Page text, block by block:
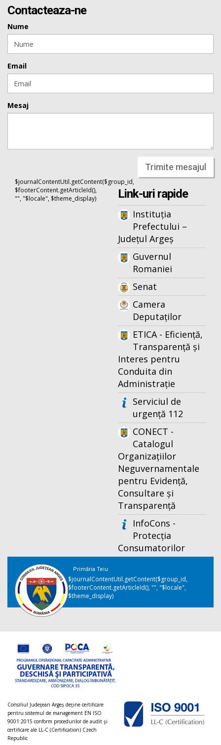
Contacteaza-ne
Nume
Email
Mesaj
Trimite mesajul
$journalContentUtil.getContent($group_id,
$footerContent.getArticleId(),
"", "$locale", $theme_display)
Link-uri rapide
Instituția
Prefectului –
Județul Argeș
Guvernul
Romaniei
Senat
Camera
Deputaților
ETICA - Eficiență,
Transparență și
Interes pentru
Conduita din
Administrație
Serviciul de
urgență 112
CONECT -
Catalogul
Organizațiilor
Neguvernamentale
pentru Evidență,
Consultare și
Transparență
InfoCons -
Protecția
Consumatorilor
Primăria Teiu
$journalContentUtil.getContent($group_id,
$footerContent.getArticleId(), "", "$locale",
$theme_display)
Consiliul Judeţean Argeș deţine certificare
pentru sistemul de management EN ISO
9001:2015 conform procedurilor de audit şi
certificare ale LL-C (Certification) Czech
Republic